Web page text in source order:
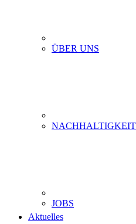
ÜBER UNS
NACHHALTIGKEIT
JOBS
Aktuelles